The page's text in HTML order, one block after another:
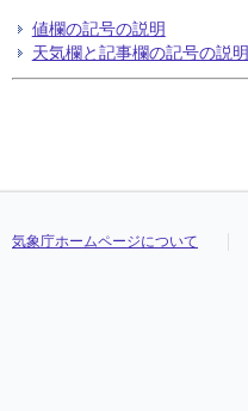
24
24
24
24
値欄の記号の説明
天気欄と記事欄の記号の説明
気象庁ホームページについて